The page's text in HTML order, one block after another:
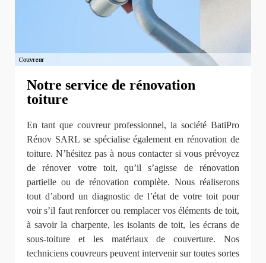
Notre service de rénovation
toiture
En tant que couvreur professionnel, la société BatiPro
Rénov SARL se spécialise également en rénovation de
toiture. N’hésitez pas à nous contacter si vous prévoyez
de rénover votre toit, qu’il s’agisse de rénovation
partielle ou de rénovation complète. Nous réaliserons
tout d’abord un diagnostic de l’état de votre toit pour
voir s’il faut renforcer ou remplacer vos éléments de toit,
à savoir la charpente, les isolants de toit, les écrans de
sous-toiture et les matériaux de couverture. Nos
techniciens couvreurs peuvent intervenir sur toutes sortes